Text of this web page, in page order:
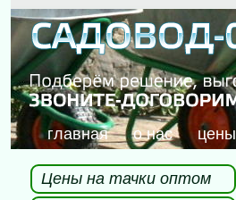
главная о нас цены
Цены на тачки оптом